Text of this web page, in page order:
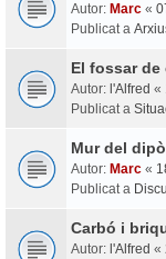
Autor: Marc «
Publicat a
El fossar de
Autor: l'Alfred «
Publicat a
Mur del
Autor: Marc «
Publicat a
Carbó i
Autor: l'Alfred «